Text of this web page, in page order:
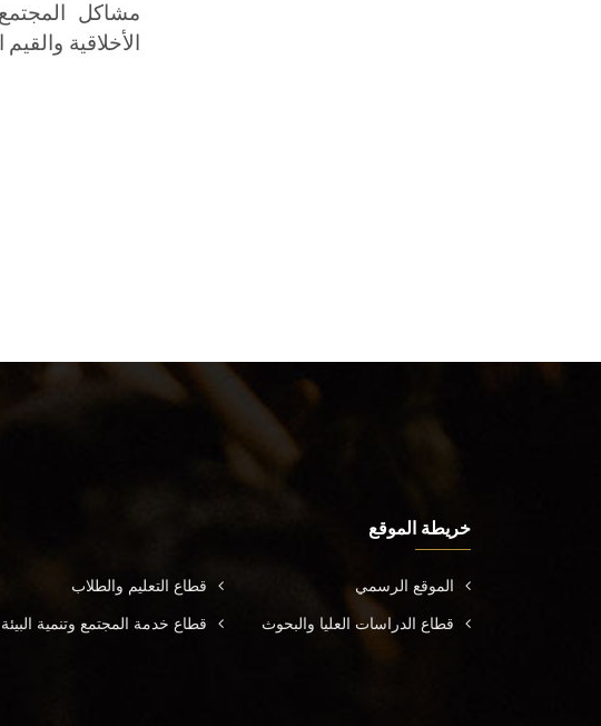
مشاكل
الأخلاقية والقيم
خريطة الموقع
الموقع الرسمي قطاع التعليم والطلاب
قطاع الدراسات العليا والبحوث قطاع خدمة المجتمع وتنمية البيئة